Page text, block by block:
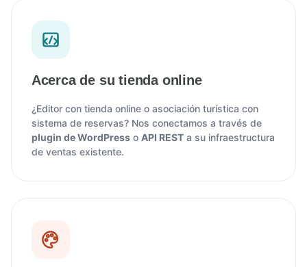
Acerca de su tienda online
¿Editor con tienda online o asociación turística con
sistema de reservas? Nos conectamos a través de
plugin de WordPresso API RESTa su infraestructura
de ventas existente.